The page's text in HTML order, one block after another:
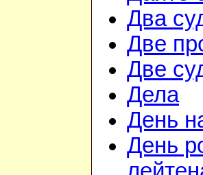
Два
Две
Две
Дела
День
День